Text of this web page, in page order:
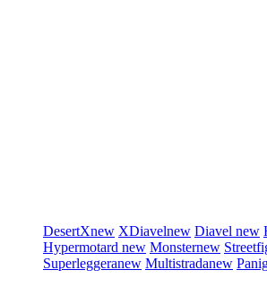
DesertXnew XDiavelnew Diavel new
Hypermotard new Monsternew
Superleggeranew Multistradanew